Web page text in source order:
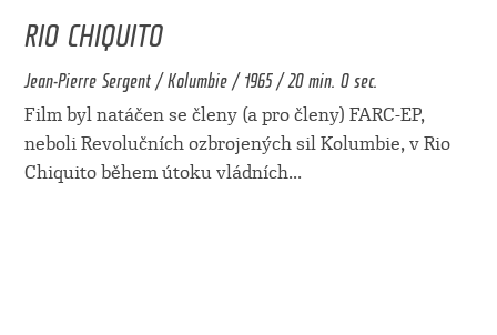
RIO CHIQUITO
Jean-Pierre Sergent / Kolumbie / 1965 / 20 min. 0 sec.
Film byl natáčen se členy (a pro členy) FARC-EP,
neboli Revolučních ozbrojených sil Kolumbie, v Rio
Chiquito během útoku vládních...